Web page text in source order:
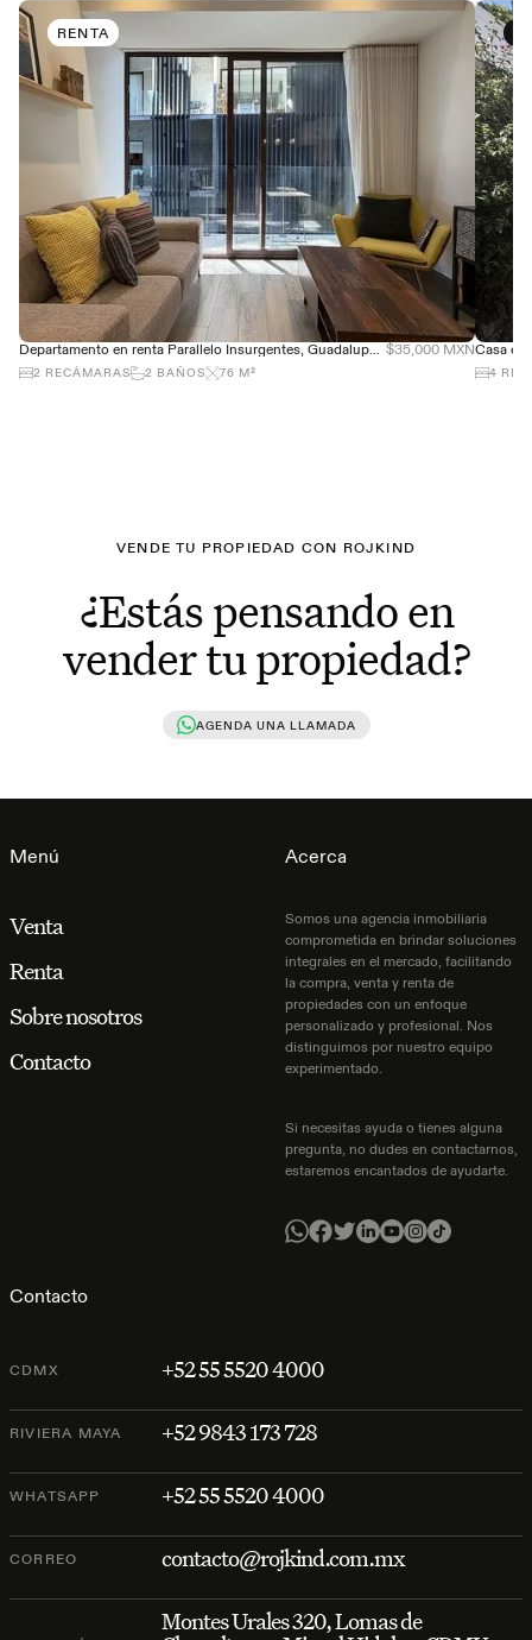
RENTA
Departamento en renta Parallelo Insurgentes, Guadalupe Inn - 76m2 con balcón $35,000 MXN
2 RECÁMARAS 2 BAÑOS 76 M² 4
VENDE TU PROPIEDAD CON ROJKIND
¿Estás pensando en
vender tu propiedad?
AGENDA UNA LLAMADA
Menú
Venta
Renta
Sobre nosotros
Contacto
Contacto
CDMX +52 55 5520 4000
RIVIERA MAYA +52 9843 173 728
WHATSAPP +52 55 5520 4000
CORREO contacto@rojkind.com.mx
Montes Urales 320, Lomas de
Acerca
Somos una agencia inmobiliaria
comprometida en brindar soluciones
integrales en el mercado, facilitando
la compra, venta y renta de
propiedades con un enfoque
personalizado y profesional. Nos
distinguimos por nuestro equipo
experimentado.
Si necesitas ayuda o tienes alguna
pregunta, no dudes en contactarnos,
estaremos encantados de ayudarte.